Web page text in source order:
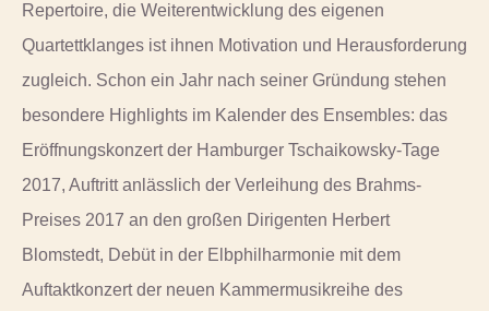
Repertoire, die Weiterentwicklung des eigenen
Quartettklanges ist ihnen Motivation und Herausforderung
zugleich. Schon ein Jahr nach seiner Gründung stehen
besondere Highlights im Kalender des Ensembles: das
Eröffnungskonzert der Hamburger Tschaikowsky-Tage
2017, Auftritt anlässlich der Verleihung des Brahms-
Preises 2017 an den großen Dirigenten Herbert
Blomstedt, Debüt in der Elbphilharmonie mit dem
Auftaktkonzert der neuen Kammermusikreihe des